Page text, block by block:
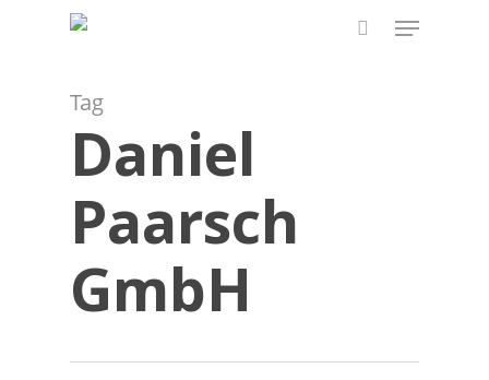
Menu
Tag
Daniel
Paarsch
GmbH